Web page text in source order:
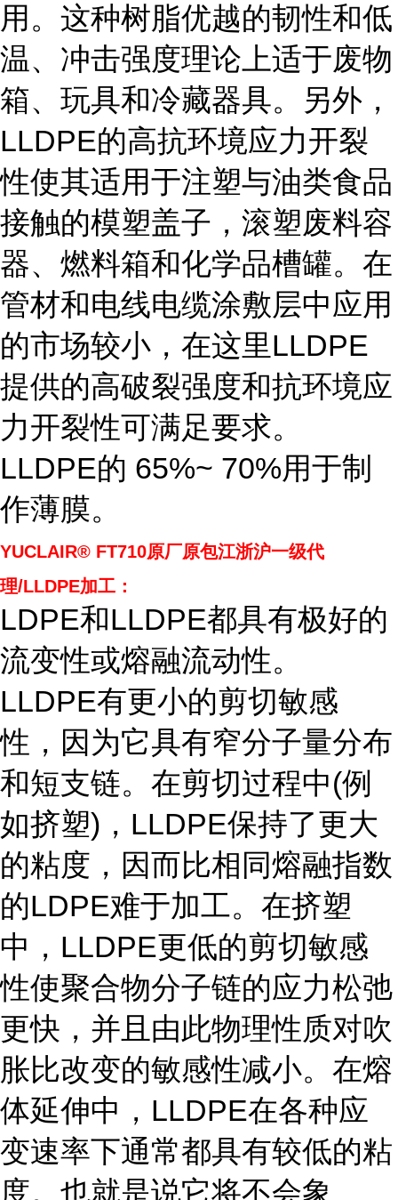
用。这种树脂优越的韧性和低
温、冲击强度理论上适于废物
箱、玩具和冷藏器具。另外，
LLDPE的高抗环境应力开裂
性使其适用于注塑与油类食品
接触的模塑盖子，滚塑废料容
器、燃料箱和化学品槽罐。在
管材和电线电缆涂敷层中应用
的市场较小，在这里LLDPE
提供的高破裂强度和抗环境应
力开裂性可满足要求。
LLDPE的 65%~ 70%用于制
作薄膜。
YUCLAIR® FT710原厂原包江浙沪一级代
理/LLDPE加工：
LDPE和LLDPE都具有极好的
流变性或熔融流动性。
LLDPE有更小的剪切敏感
性，因为它具有窄分子量分布
和短支链。在剪切过程中(例
如挤塑)，LLDPE保持了更大
的粘度，因而比相同熔融指数
的LDPE难于加工。在挤塑
中，LLDPE更低的剪切敏感
性使聚合物分子链的应力松弛
更快，并且由此物理性质对吹
胀比改变的敏感性减小。在熔
体延伸中，LLDPE在各种应
变速率下通常都具有较低的粘
度。也就是说它将不会象